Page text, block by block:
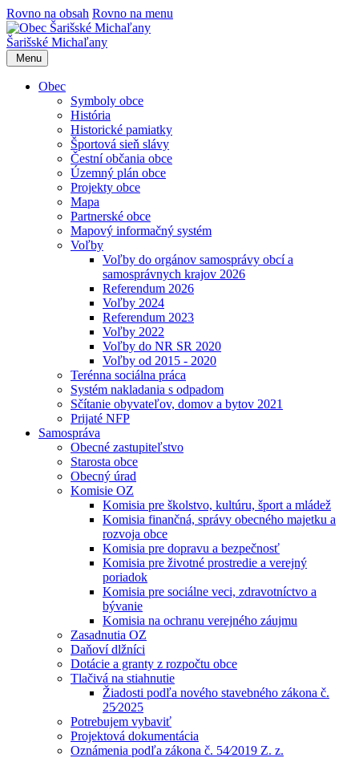
Rovno na obsah Rovno na menu
Šarišské Michaľany
Menu
Obec
Symboly obce
História
Historické pamiatky
Športová sieň slávy
Čestní občania obce
Územný plán obce
Projekty obce
Mapa
Partnerské obce
Mapový informačný systém
Voľby
Voľby do orgánov samosprávy obcí a
samosprávnych krajov 2026
Referendum 2026
Voľby 2024
Referendum 2023
Voľby 2022
Voľby do NR SR 2020
Voľby od 2015 - 2020
Terénna sociálna práca
Systém nakladania s odpadom
Sčítanie obyvateľov, domov a bytov 2021
Prijaté NFP
Samospráva
Obecné zastupiteľstvo
Starosta obce
Obecný úrad
Komisie OZ
Komisia pre školstvo, kultúru, šport a mládež
Komisia finančná, správy obecného majetku a
rozvoja obce
Komisia pre dopravu a bezpečnosť
Komisia pre životné prostredie a verejný
poriadok
Komisia pre sociálne veci, zdravotníctvo a
bývanie
Komisia na ochranu verejného záujmu
Zasadnutia OZ
Daňoví dlžníci
Dotácie a granty z rozpočtu obce
Tlačivá na stiahnutie
Žiadosti podľa nového stavebného zákona č.
25⁄2025
Potrebujem vybaviť
Projektová dokumentácia
Oznámenia podľa zákona č. 54⁄2019 Z. z.